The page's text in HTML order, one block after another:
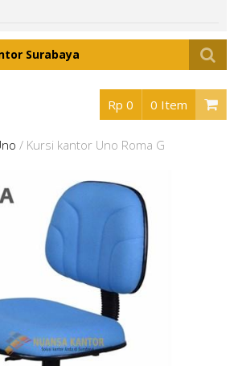
Surabaya
Rp 0 0 Item
/ Kursi kantor Uno Roma G